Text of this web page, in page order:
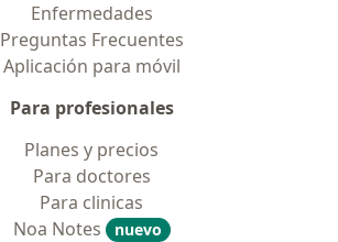
Enfermedades
Preguntas Frecuentes
Aplicación para móvil
Para profesionales
Planes y precios
Para doctores
Para clinicas
Noa Notes
nuevo